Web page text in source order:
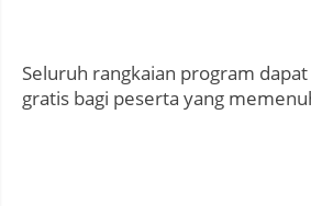
Seluruh rangkaian program
gratis bagi peserta yang